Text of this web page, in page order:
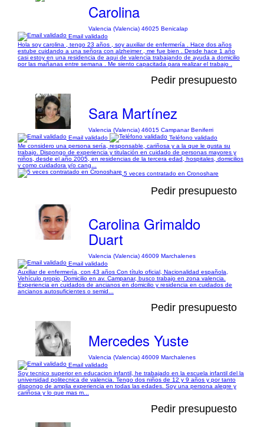
Carolina
Valencia (Valencia) 46025 Benicalap
Email validado
Hola soy carolina , tengo 23 años , soy auxiliar de enfermería . Hace dos años
estube cuidando a una señora con alzheimer , me fue bien . Desde hace 1 año
casi estoy en una residencia de aqui de valencia trabajando de ayuda a domicilio
por las mañanas entre semana . Me siento capacitada para realizar el trabajo .
Pedir presupuesto
Sara Martínez
Valencia (Valencia) 46015 Campanar Beniferri
Email validado
Teléfono validado
Me considero una persona sería, responsable, cariñosa y a la que le gusta su
trabajo. Dispongo de experiencia y titulación en cuidado de personas mayores y
niños, desde el año 2005, en residencias de la tercera edad, hospitales, domicilios
y como cuidadora y/o cang...
5 veces contratado en Cronoshare
Pedir presupuesto
Carolina Grimaldo
Duart
Valencia (Valencia) 46009 Marchalenes
Email validado
Auxiliar de enfermería, con 43 años Con título oficial, Nacionalidad española,
Vehículo propio, Domicilio en av. Campanar, busco trabajo en zona valencia.
Experiencia en cuidados de ancianos en domicilio y residencia en cuidados de
ancianos autosuficientes o semid...
Pedir presupuesto
Mercedes Yuste
Valencia (Valencia) 46009 Marchalenes
Email validado
Soy tecnico superior en educacion infantil, he trabajado en la escuela infantil del la
universidad politecnica de valencia. Tengo dos niños de 12 y 9 años y por tanto
dispongo de amplia experiencia en todas las edades. Soy una persona alegre y
cariñosa y lo que mas m...
Pedir presupuesto